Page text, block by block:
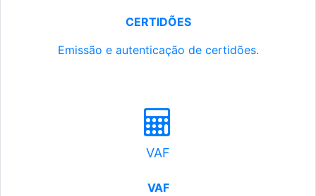
CERTIDÕES
Emissão e autenticação de certidões.
VAF
VAF